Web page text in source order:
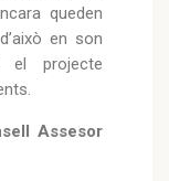
queden
en son
el projecte
Assesor